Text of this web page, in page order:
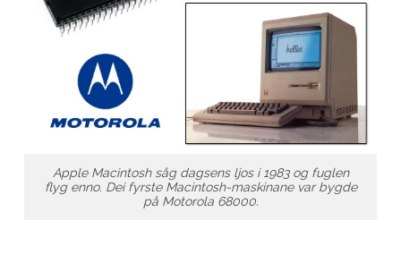
Apple Macintosh såg dagsens ljos i 1983 og fuglen
flyg enno. Dei fyrste Macintosh-maskinane var bygde
på Motorola 68000.